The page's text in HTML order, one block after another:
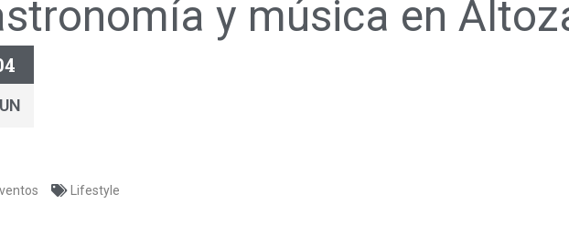
y música en
Lifestyle